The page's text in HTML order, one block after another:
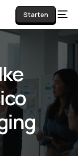
Starten